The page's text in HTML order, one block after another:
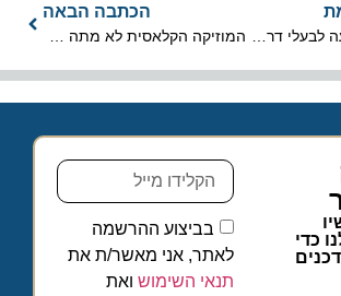
אופיר טורס מציעה לבעלי דרכון זר חופשה של שלושה ימים בדובאי
הכתבה הבאה
המוזיקה הקלאסית לא מתה – היא מעודדת תיירות
כדי
בביצוע ההרשמה
לאתר, אני מאשר/ת את
תנאי השימוש ואת